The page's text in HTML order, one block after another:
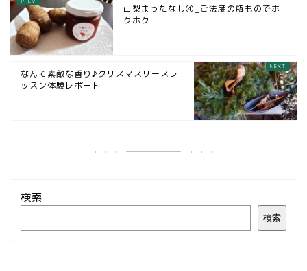
山梨まったなし④_ご法度の瓶ものでホ
クホク
なんて素敵な香り♪クリスマスリースレ
ッスン体験レポート
検索
検索